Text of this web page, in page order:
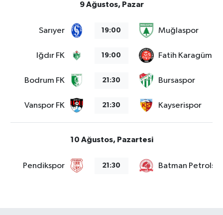
9 Ağustos, Pazar
Sarıyer 19:00 Muğlaspor
Iğdır FK 19:00 Fatih Karagümrük
Bodrum FK 21:30 Bursaspor
Vanspor FK 21:30 Kayserispor
10 Ağustos, Pazartesi
Pendikspor 21:30 Batman